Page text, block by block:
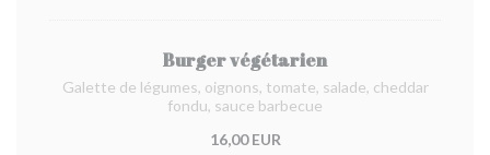
Burger végétarien
Galette de légumes, oignons, tomate, salade, cheddar
fondu, sauce barbecue
16,00 EUR